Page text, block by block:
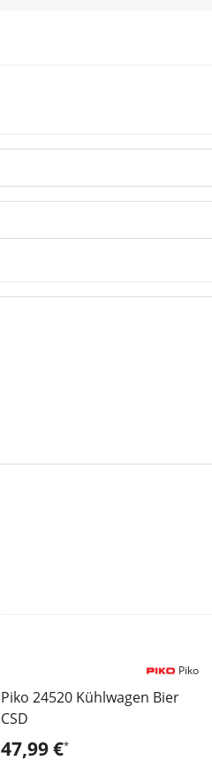
Piko 24520 Kühlwagen Bier
CSD
47,99 €*
Piko